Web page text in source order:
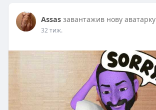
Assas завантажив нову аватарку
32 тиж.